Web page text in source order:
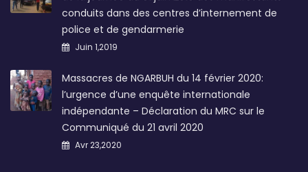
conduits dans des centres d’internement de
police et de gendarmerie
Juin 1,2019
Massacres de NGARBUH du 14 février 2020:
l’urgence d’une enquête internationale
indépendante – Déclaration du MRC sur le
Communiqué du 21 avril 2020
Avr 23,2020